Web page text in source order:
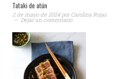
Tataki de atún
2 de mayo de 2024porCarolina Rojas
Dejar un comentario